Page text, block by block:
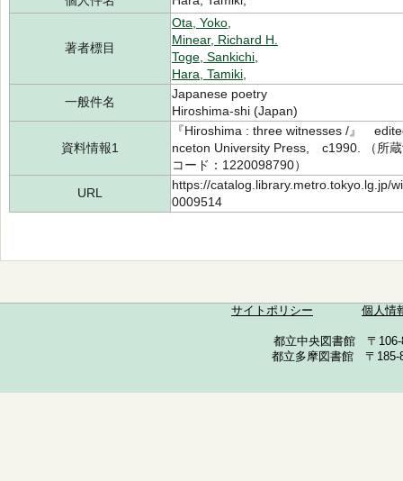
著者標目
Ota, Yoko,
Minear, Richard H.
Toge, Sankichi,
Hara, Tamiki,
一般件名
Japanese poetry
Hiroshima-shi (Japan)
資料情報1
『Hiroshima : three witnesses /』
nceton University Press, c1990. （
コード：1220098790）
URL
https://catalog.library.metro.tokyo.lg.jp/
0009514
サイトポリシー 個人情
都立中央図書館 〒
都立多摩図書館 〒185-